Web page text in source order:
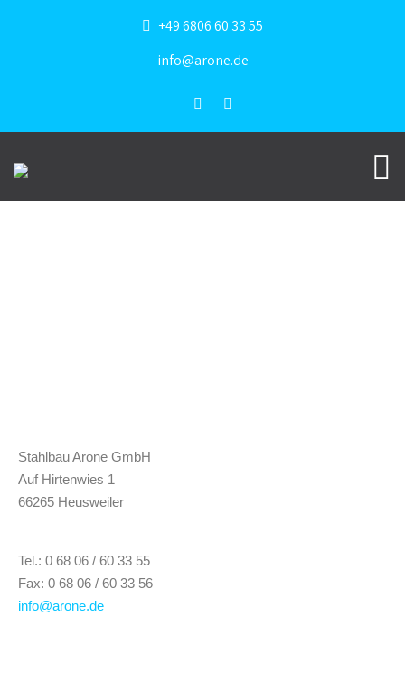
+49 6806 60 33 55
info@arone.de
Stahlbau Arone GmbH
Auf Hirtenwies 1
66265 Heusweiler
Tel.: 0 68 06 / 60 33 55
Fax: 0 68 06 / 60 33 56
info@arone.de